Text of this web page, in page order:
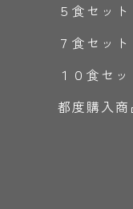
５食セット
７食セット
１０食セ
都度購入商